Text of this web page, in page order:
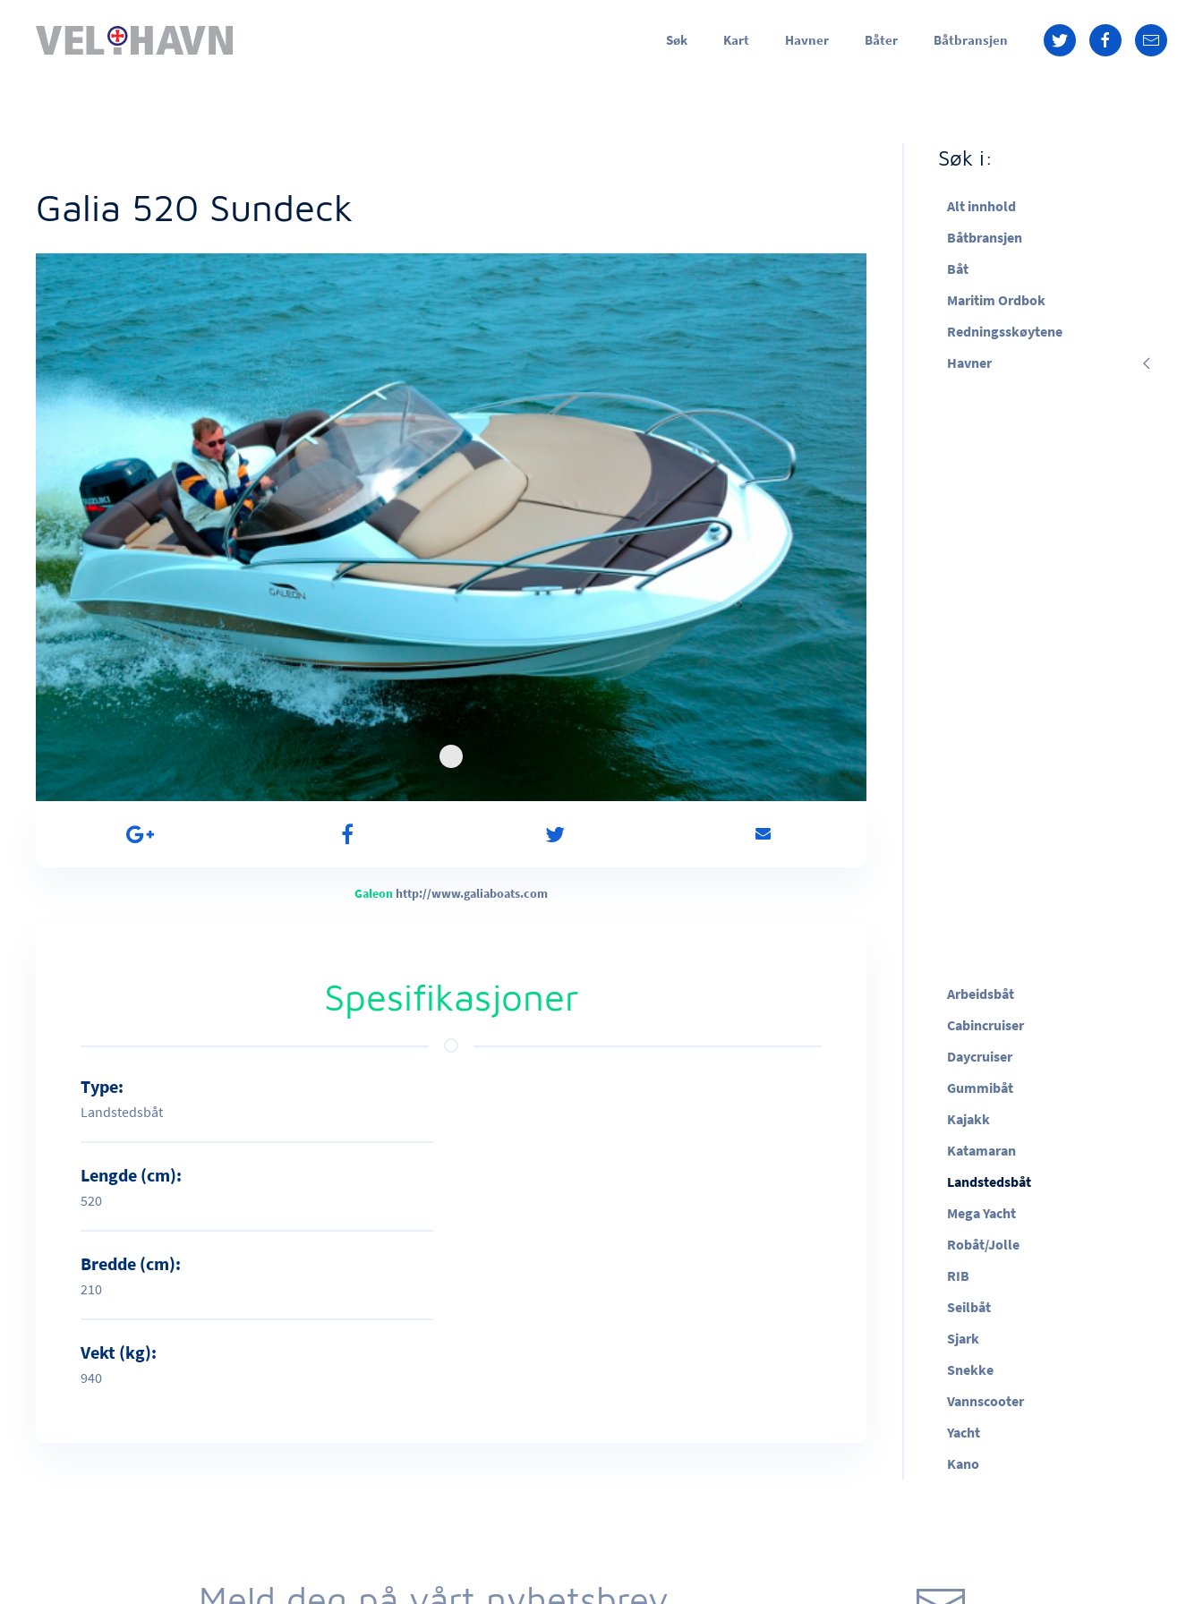
Søk Kart Havner Båter Båtbransjen
Galia 520 Sundeck
Galeon http://www.galiaboats.com
Spesifikasjoner
Type:
Landstedsbåt
Lengde (cm):
520
Bredde (cm):
210
Vekt (kg):
940
Søk i:
Alt innhold
Båtbransjen
Båt
Maritim Ordbok
Redningsskøytene
Havner
Arbeidsbåt
Cabincruiser
Daycruiser
Gummibåt
Kajakk
Katamaran
Landstedsbåt
Mega Yacht
Robåt/Jolle
RIB
Seilbåt
Sjark
Snekke
Vannscooter
Yacht
Kano